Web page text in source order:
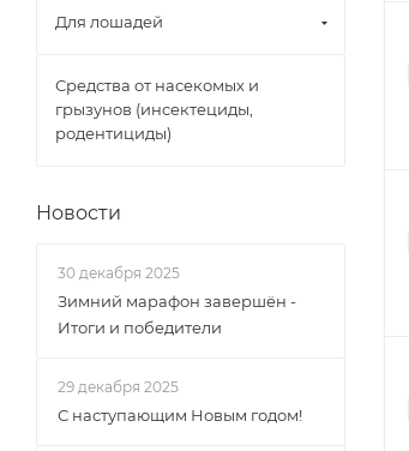
Для лошадей
Средства от насекомых и
грызунов (инсектециды,
родентициды)
Новости
30 декабря 2025
Зимний марафон завершён -
Итоги и победители
29 декабря 2025
С наступающим Новым годом!